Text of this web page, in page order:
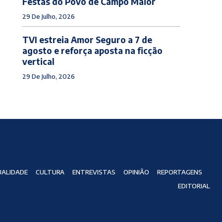
29 De Julho, 2026
TVI estreia Amor Seguro a 7 de
agosto e reforça aposta na ficção
vertical
29 De Julho, 2026
CULTURA ENTREVISTAS OPINIÃO
REPORTAGENS
EDITORIAL